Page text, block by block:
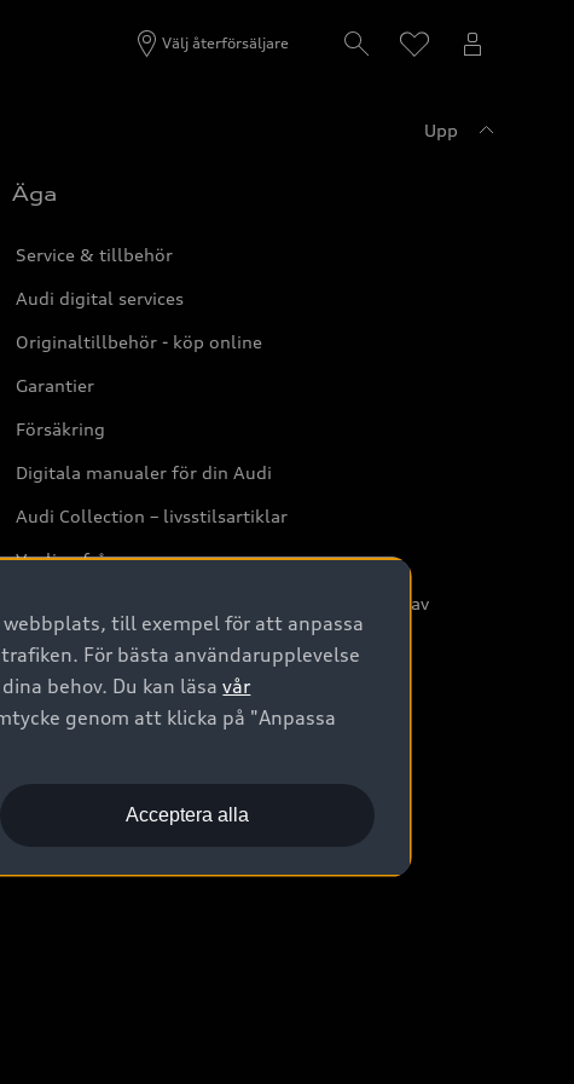
Välj återförsäljare
Upp
Äga
Service & tillbehör
Audi digital services
Originaltillbehör - köp online
Garantier
Försäkring
Digitala manualer för din Audi
Audi Collection – livsstilsartiklar
Vanliga frågor
2G/3G nätet stängs ned - Hur påverkas min bil av
detta?
webbplats, till exempel för att anpassa
För bästa användarupplevelse
behov. Du kan läsavår
genom att klicka på "Anpassa
Acceptera alla